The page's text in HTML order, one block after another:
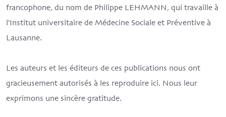
francophone, du nom de Philippe LEHMANN, qui travaille à
l'Institut universitaire de Médecine Sociale et Préventive à
Lausanne.
Les auteurs et les éditeurs de ces publications nous ont
gracieusement autorisés à les reproduire ici. Nous leur
exprimons une sincère gratitude.